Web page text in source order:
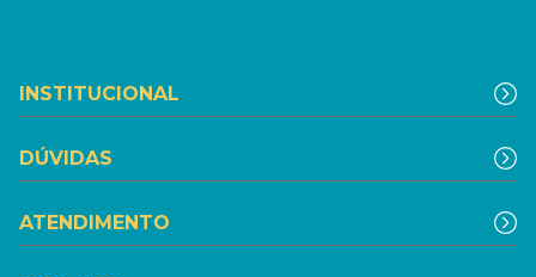
INSTITUCIONAL
DÚVIDAS
ATENDIMENTO